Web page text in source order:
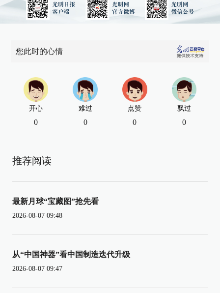
您此时的心情
开心
0
难过
0
点赞
0
飘过
0
推荐阅读
最新月球“宝藏图”抢先看
2026-08-07 09:48
从“中国神器”看中国制造迭代升级
2026-08-07 09:47